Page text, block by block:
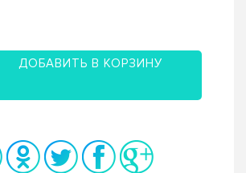
ДОБАВИТЬ В КОРЗИНУ